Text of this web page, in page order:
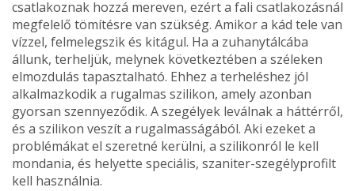
csatlakoznak hozzá mereven, ezért a fali csatlakozásnál
megfelelő tömítésre van szükség. Amikor a kád tele van
vízzel, felmelegszik és kitágul. Ha a zuhanytálcába
állunk, terheljük, melynek következtében a széleken
elmozdulás tapasztalható. Ehhez a terheléshez jól
alkalmazkodik a rugalmas szilikon, amely azonban
gyorsan szennyeződik. A szegélyek leválnak a háttérről,
és a szilikon veszít a rugalmasságából. Aki ezeket a
problémákat el szeretné kerülni, a szilikonról le kell
mondania, és helyette speciális, szaniter-szegélyprofilt
kell használnia.